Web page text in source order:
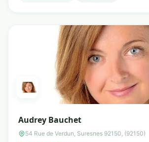
Audrey Bauchet
54 Rue de Verdun, Suresnes 92150, (92150)